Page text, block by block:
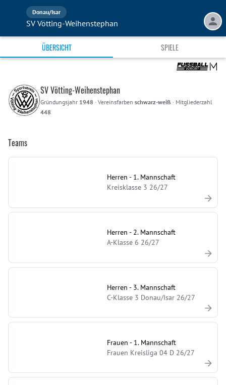
Donau/Isar
SV Vötting-Weihenstephan
ÜBERSICHT SPIELE
SV Vötting-Weihenstephan
Gründungsjahr 1948 · Vereinsfarben schwarz-weiß · Mitgliederzahl
448
Teams
Herren - 1. Mannschaft
Kreisklasse 3 26/27
Herren - 2. Mannschaft
A-Klasse 6 26/27
Herren - 3. Mannschaft
C-Klasse 3 Donau/Isar 26/27
Frauen - 1. Mannschaft
Frauen Kreisliga 04 D 26/27